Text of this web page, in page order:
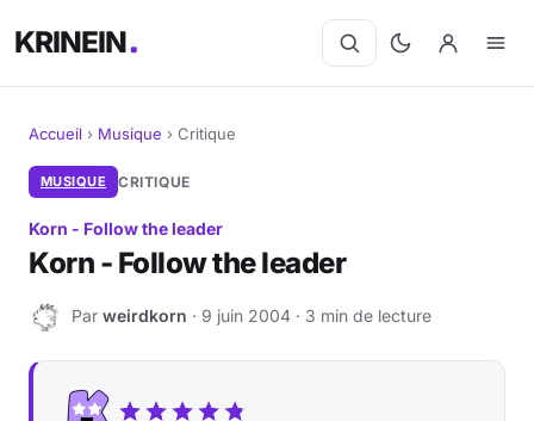
KRINEIN
Cinéma
Séries
Livres
Accueil › Musique › Critique
MUSIQUE CRITIQUE
Korn - Follow the leader
Korn - Follow the leader
W Par weirdkorn · 9 juin 2004 · 3 min de lecture